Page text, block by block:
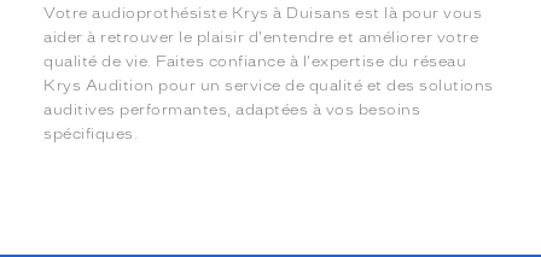
Votre audioprothésiste Krys à Duisans est là pour vous
aider à retrouver le plaisir d'entendre et améliorer votre
qualité de vie. Faites confiance à l'expertise du réseau
Krys Audition pour un service de qualité et des solutions
auditives performantes, adaptées à vos besoins
spécifiques.